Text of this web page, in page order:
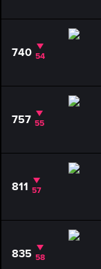
740 54
757 55
811 57
835 58